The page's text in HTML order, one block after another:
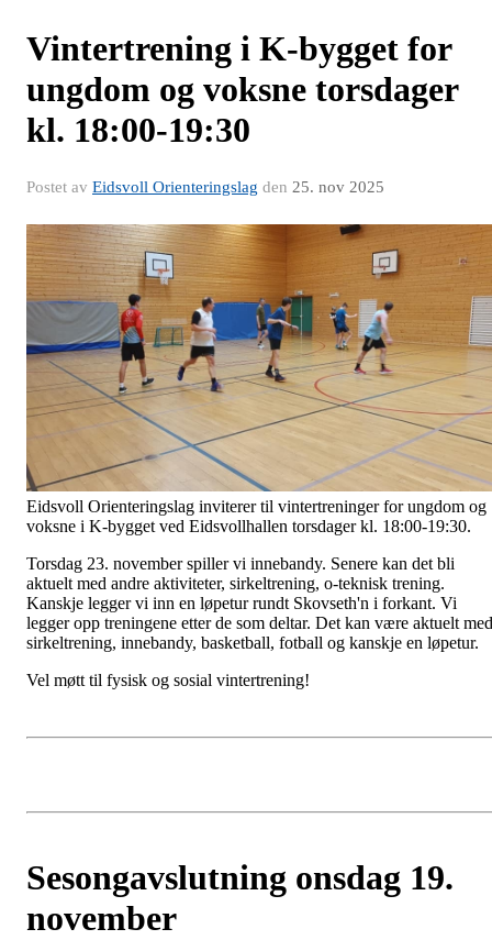
Vintertrening i K-bygget for
ungdom og voksne torsdager
kl. 18:00-19:30
Postet av Eidsvoll Orienteringslag den 25. nov 2025
Eidsvoll Orienteringslag inviterer til vintertreninger for ungdom og
voksne i K-bygget ved Eidsvollhallen torsdager kl. 18:00-19:30.
Torsdag 23. november spiller vi innebandy. Senere kan det bli
aktuelt med andre aktiviteter, sirkeltrening, o-teknisk trening.
Kanskje legger vi inn en løpetur rundt Skovseth'n i forkant. Vi
legger opp treningene etter de som deltar. Det kan være aktuelt med
sirkeltrening, innebandy, basketball, fotball og kanskje en løpetur.
Vel møtt til fysisk og sosial vintertrening!
Sesongavslutning onsdag 19.
november